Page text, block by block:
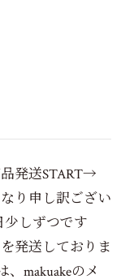
発送START→
り申し訳ござい
少しずつです
発送しておりま
makuakeのメ